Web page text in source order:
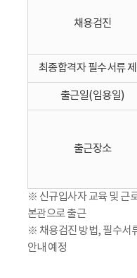
채용검진
최종합격자 필수서류
출근일(임용일)
출근장소
※ 신규입사자 교육 및 근
본관으로 출근
※ 채용검진 방법, 필수서
안내 예정